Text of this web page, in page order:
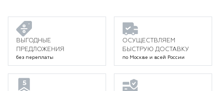
ВЫГОДНЫЕ
ПРЕДЛОЖЕНИЯ
без переплаты
ОСУЩЕСТВЛЯЕМ
БЫСТРУЮ ДОСТАВКУ
по Москве и всей России